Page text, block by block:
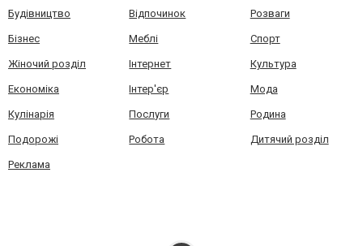
Будівництво Відпочинок Розваги
Бізнес Меблі Спорт
Жіночий розділ Інтернет Культура
Економіка Інтер'єр Мода
Кулінарія Послуги Родина
Подорожі Робота Дитячий розділ
Реклама